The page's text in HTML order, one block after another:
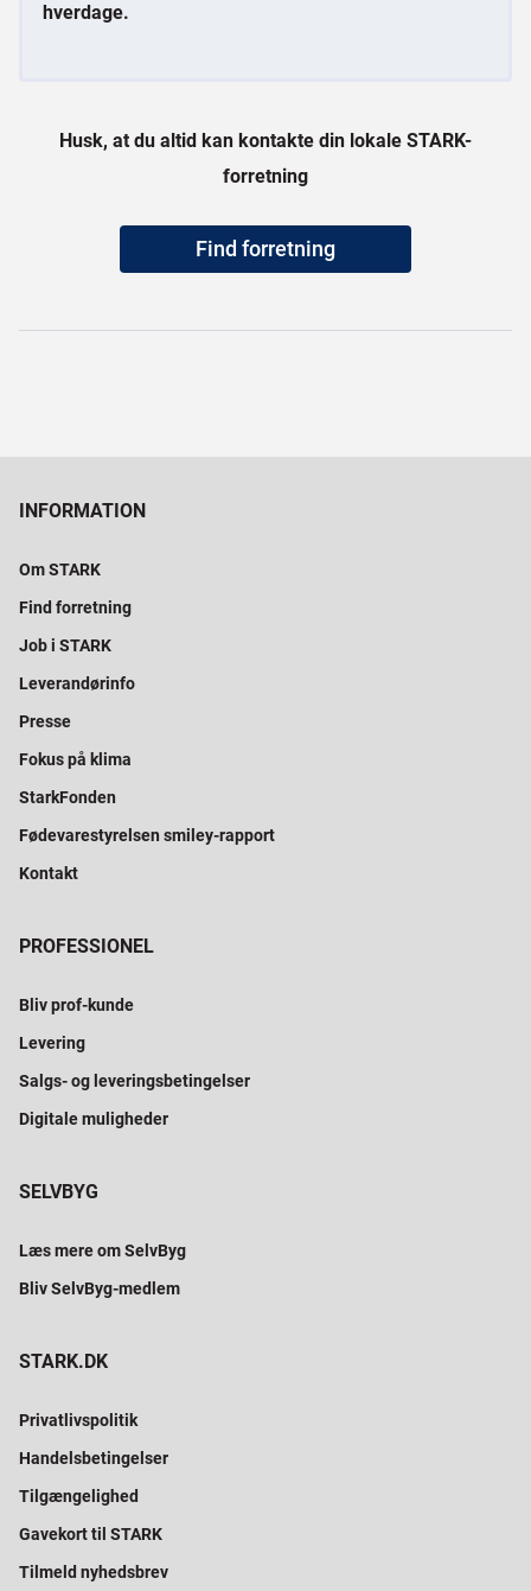
hverdage.
Husk, at du altid kan kontakte din lokale STARK-
forretning
Find forretning
INFORMATION
Om STARK
Find forretning
Job i STARK
Leverandørinfo
Presse
Fokus på klima
StarkFonden
Fødevarestyrelsen smiley-rapport
Kontakt
PROFESSIONEL
Bliv prof-kunde
Levering
Salgs- og leveringsbetingelser
Digitale muligheder
SELVBYG
Læs mere om SelvByg
Bliv SelvByg-medlem
STARK.DK
Privatlivspolitik
Handelsbetingelser
Tilgængelighed
Gavekort til STARK
Tilmeld nyhedsbrev